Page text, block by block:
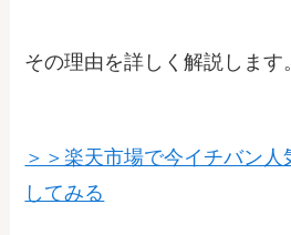
その理由を詳しく解説します
＞＞楽天市場で今イチバン人
してみる